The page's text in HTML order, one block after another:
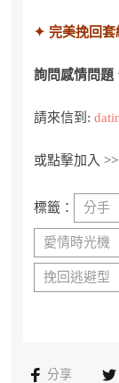
✦ 完美挽回套
詢問感情問題
請來信到:
或點擊加入
標籤： 分手
愛情時光機
挽回逃避型
分享